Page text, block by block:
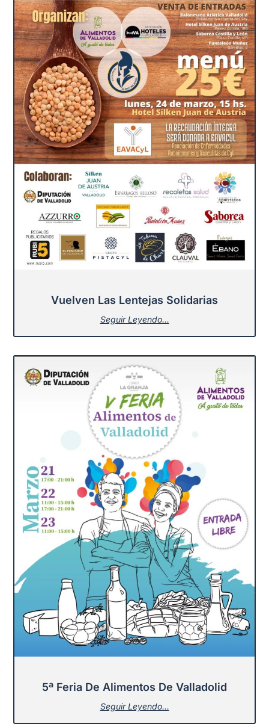
Vuelven Las Lentejas Solidarias
Seguir Leyendo...
5ª Feria De Alimentos De Valladolid
Seguir Leyendo...